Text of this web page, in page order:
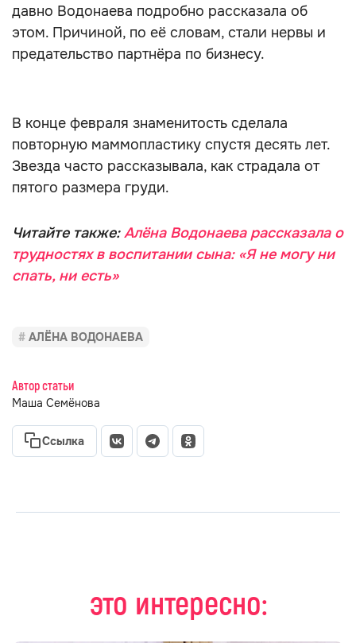
давно Водонаева подробно рассказала об
этом. Причиной, по её словам, стали нервы и
предательство партнёра по бизнесу.
В конце февраля знаменитость сделала
повторную маммопластику спустя десять лет.
Звезда часто рассказывала, как страдала от
пятого размера груди.
Читайте также:Алёна Водонаева рассказала о
трудностях в воспитании сына: «Я не могу ни
спать, ни есть»
АЛЁНА ВОДОНАЕВА
Автор статьи
Маша Семёнова
Ссылка
это интересно: